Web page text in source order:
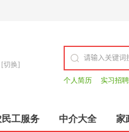
[切换]
个人简历
实习招聘
民工服务 中介大全 家